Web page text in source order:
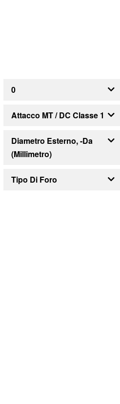
0
Attacco MT / DC Classe 1
Diametro Esterno, -da
(millimetro)
Tipo Di Foro